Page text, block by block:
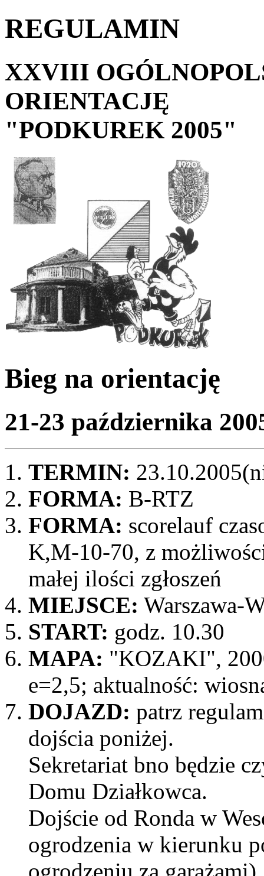
REGULAMIN
XXVIII
ORIENTACJĘ
"PODKUREK 2005"
Bieg na orientację
21-23 października
TERMIN:
FORMA: B-RTZ
FORMA: scorelauf
K,M-10-70, z
małej ilości zgłoszeń
MIEJSCE: Warszawa-
START: godz. 10.30
MAPA: "KOZAKI",
e=2,5; aktualność:
DOJAZD: patrz
dojścia poniżej.
Sekretariat bno będzie
Domu Działkowca.
Dojście od Ronda w
ogrodzenia w kierunku
ogrodzeniu za garażami).